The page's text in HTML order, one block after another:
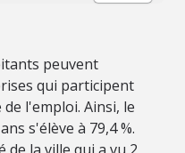
peuvent
qui participent
l'emploi. Ainsi, le
s'élève à 79,4 %.